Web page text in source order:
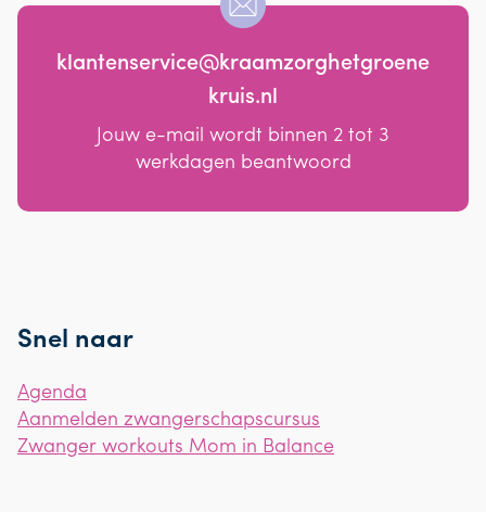
klantenservice@kraamzorghetgroene
kruis.nl
Jouw e-mail wordt binnen 2 tot 3
werkdagen beantwoord
Snel naar
Agenda
Aanmelden zwangerschapscursus
Zwanger workouts Mom in Balance